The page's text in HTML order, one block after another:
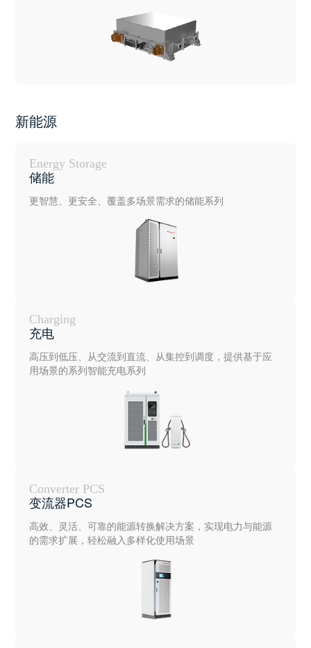
新能源
Energy Storage
储能
更智慧、更安全、覆盖多场景需求的储能系列
Charging
充电
高压到低压、从交流到直流、从集控到调度，提供基于应
用场景的系列智能充电系列
Converter PCS
变流器PCS
高效、灵活、可靠的能源转换解决方案，实现电力与能源
的需求扩展，轻松融入多样化使用场景